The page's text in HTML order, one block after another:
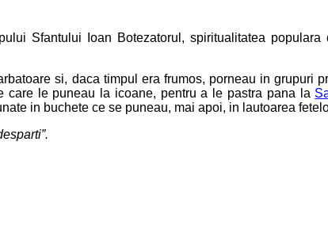
Sfantului Ioan Botezatorul, spiritualitatea
si, daca timpul era frumos, porneau in grupuri
care le puneau la icoane, pentru a le pastra pana la
in buchete ce se puneau, mai apoi, in lautoarea